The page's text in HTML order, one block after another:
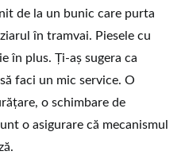
de la un bunic care purta
în tramvai. Piesele cu
în plus. Ți-aș sugera ca
faci un mic service. O
o schimbare de
o asigurare că mecanismul